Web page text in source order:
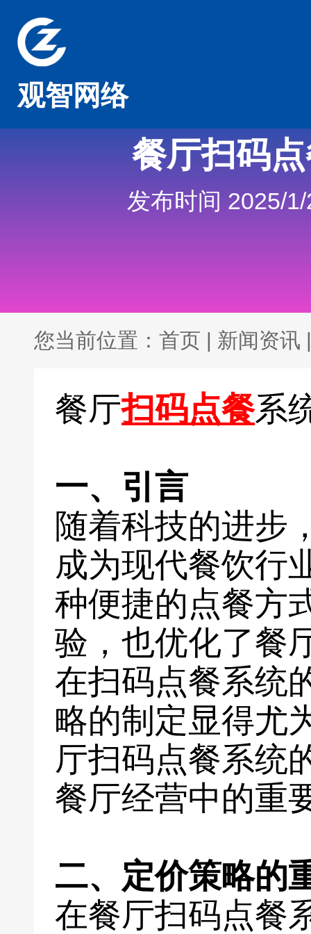
观智网络
餐厅扫码
发布时间 2025/
您当前位置： 首页 | 新闻资讯 |
餐厅扫码点餐系
一、引言
随着科技的进步
成为现代餐饮行
种便捷的点餐方
验，也优化了餐
在扫码点餐系统
略的制定显得尤
厅扫码点餐系统
餐厅经营中的重
二、定价策略的
在餐厅扫码点餐